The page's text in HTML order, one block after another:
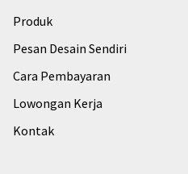
Produk
Pesan Desain Sendiri
Cara Pembayaran
Lowongan Kerja
Kontak